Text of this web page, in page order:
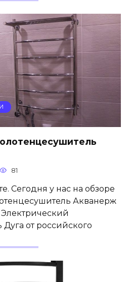
81
Сегодня у нас на обзоре
Акванерж
от российского